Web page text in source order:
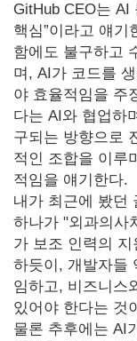
GitHub CEO는 AI
핵심”이라고 얘
함에도 불구하고
며, AI가 코드를
야 효율적임을 주
다는 AI와 협업하
구되는 방향으로
적인 조합을 이루
적임을 얘기한다.
내가 최근에 봤던
하나가 "외과의사
가 보조 인력의
하듯이, 개발자들
임하고, 비즈니스
있어야 한다는 것
물론 추후에는 AI